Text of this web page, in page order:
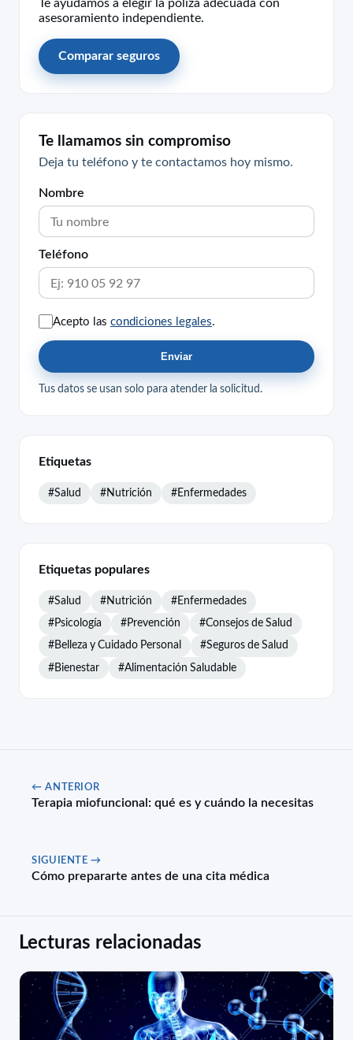
Te ayudamos a elegir la póliza adecuada con
asesoramiento independiente.
Comparar seguros
Te llamamos sin compromiso
Deja tu teléfono y te contactamos hoy mismo.
Nombre
Teléfono
Acepto las condiciones legales.
Enviar
Tus datos se usan solo para atender la solicitud.
Etiquetas
#Salud #Nutrición #Enfermedades
Etiquetas populares
#Salud #Nutrición #Enfermedades
#Psicología #Prevención #Consejos de Salud
#Belleza y Cuidado Personal #Seguros de Salud
#Bienestar #Alimentación Saludable
← ANTERIOR
Terapia miofuncional: qué es y cuándo la necesitas
SIGUIENTE →
Cómo prepararte antes de una cita médica
Lecturas relacionadas